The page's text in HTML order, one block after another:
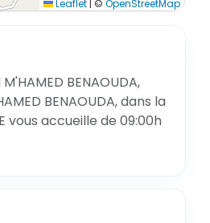
Leaflet | © OpenStreetMap
BENAOUDA,
BENAOUDA, dans la
vous accueille de 09:00h